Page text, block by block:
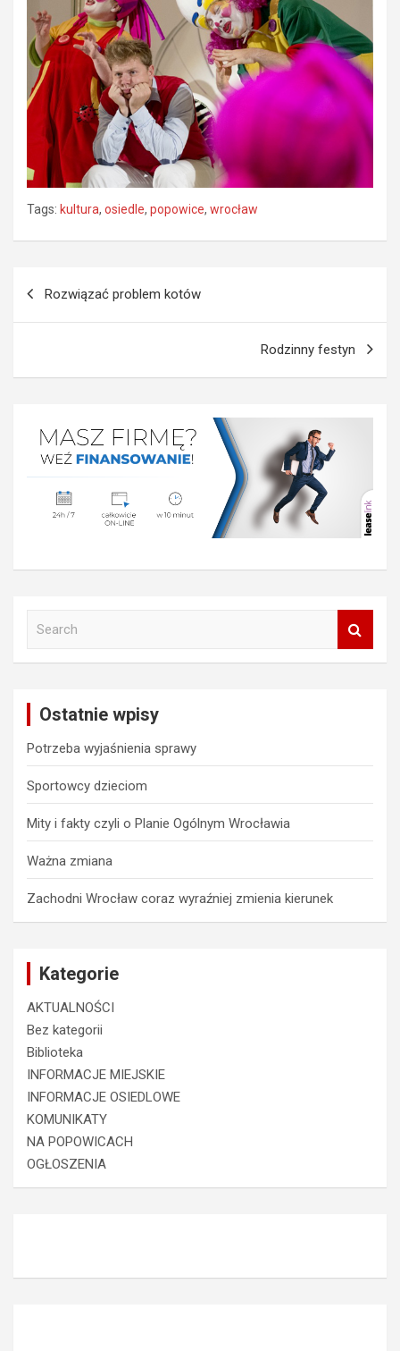
Tags: kultura, osiedle, popowice, wrocław
Rozwiązać problem kotów
Rodzinny festyn
Ostatnie wpisy
Potrzeba wyjaśnienia sprawy
Sportowcy dzieciom
Mity i fakty czyli o Planie Ogólnym Wrocławia
Ważna zmiana
Zachodni Wrocław coraz wyraźniej zmienia kierunek
Kategorie
AKTUALNOŚCI
Bez kategorii
Biblioteka
INFORMACJE MIEJSKIE
INFORMACJE OSIEDLOWE
KOMUNIKATY
NA POPOWICACH
OGŁOSZENIA